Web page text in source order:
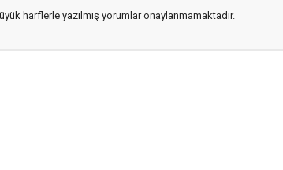
harflerle yazılmış yorumlar onaylanmamaktadır.